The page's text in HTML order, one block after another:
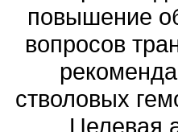
повышение
вопросов
стволовых
Целевая